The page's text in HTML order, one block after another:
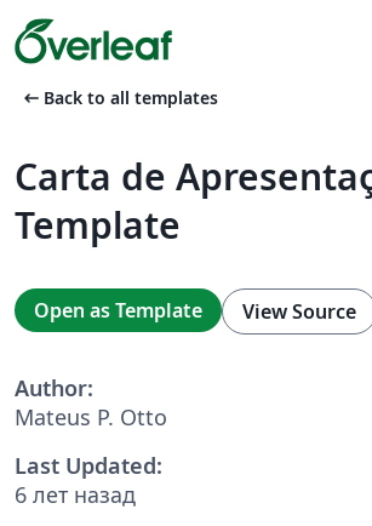
arrow_left_alt Back to all templates
Carta de
Template
Open as Template View Source
Author:
Mateus P. Otto
Last Updated:
6 лет назад